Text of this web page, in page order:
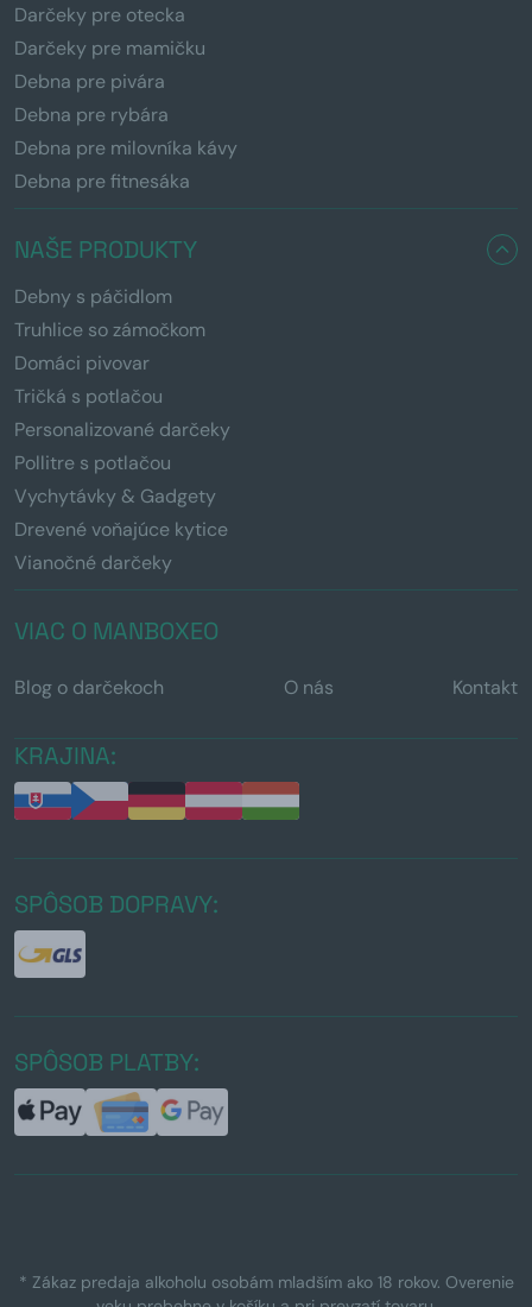
Darčeky pre otecka
Darčeky pre mamičku
Debna pre pivára
Debna pre rybára
Debna pre milovníka kávy
Debna pre fitnesáka
NAŠE PRODUKTY
Debny s páčidlom
Truhlice so zámočkom
Domáci pivovar
Tričká s potlačou
Personalizované darčeky
Pollitre s potlačou
Vychytávky & Gadgety
Drevené voňajúce kytice
Vianočné darčeky
VIAC O MANBOXEO
Blog o darčekoch O nás Kontakt
KRAJINA:
SPÔSOB DOPRAVY:
SPÔSOB PLATBY:
* Zákaz predaja alkoholu osobám mladším ako 18 rokov. Overenie